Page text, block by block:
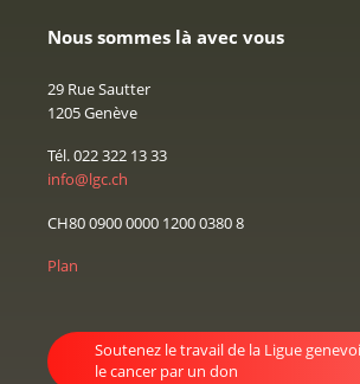
Nous sommes là avec vous
29 Rue Sautter
1205 Genève
Tél. 022 322 13 33
info@lgc.ch
CH80 0900 0000 1200 0380 8
Plan
Soutenez le travail de la Ligue
le cancer par un don